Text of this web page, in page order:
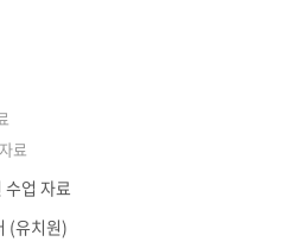
료
업 자료
(유치원)